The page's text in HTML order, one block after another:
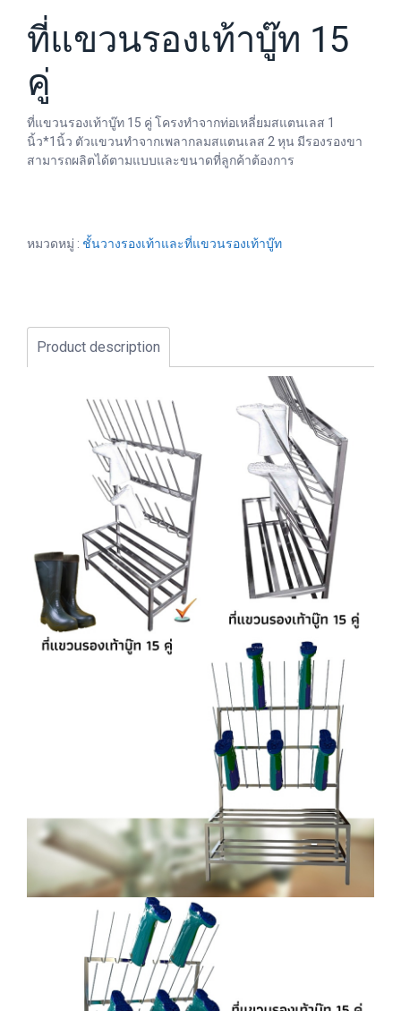
ที่แขวนรองเท้าบู๊ท 15
คู่
ที่แขวนรองเท้าบู๊ท 15 คู่ โครงทำจากท่อเหลี่ยมสแตนเลส 1
นิ้ว*1นิ้ว ตัวแขวนทำจากเพลากลมสแตนเลส 2 หุน มีรองรองขา
สามารถผลิตได้ตามแบบและขนาดที่ลูกค้าต้องการ
หมวดหมู่ : ชั้นวางรองเท้าและที่แขวนรองเท้าบู๊ท
Product description